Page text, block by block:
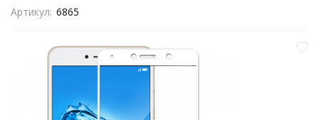
Артикул: 6865